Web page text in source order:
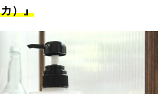
）』